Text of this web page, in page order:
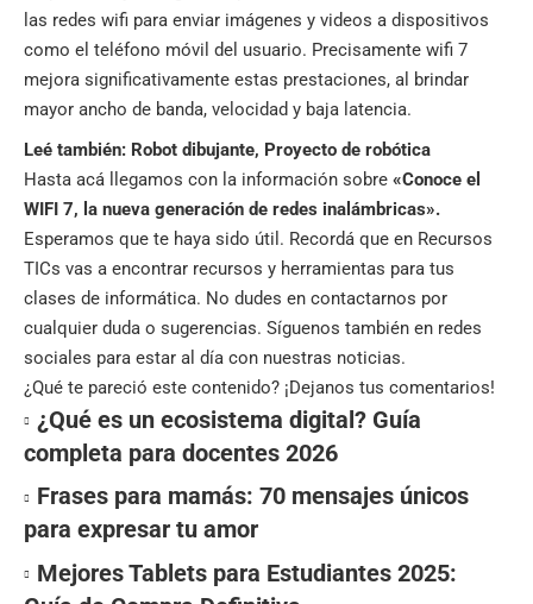
las redes wifi para enviar imágenes y videos a dispositivos
como el teléfono móvil del usuario. Precisamente wifi 7
mejora significativamente estas prestaciones, al brindar
mayor ancho de banda, velocidad y baja latencia.
Leé también: Robot dibujante, Proyecto de robótica
Hasta acá llegamos con la información sobre «Conoce el
WIFI 7, la nueva generación de redes inalámbricas».
Esperamos que te haya sido útil. Recordá que en Recursos
TICs vas a encontrar recursos y herramientas para tus
clases de informática. No dudes en contactarnos por
cualquier duda o sugerencias. Síguenos también en redes
sociales para estar al día con nuestras noticias.
¿Qué te pareció este contenido? ¡Dejanos tus comentarios!
¿Qué es un ecosistema digital? Guía
completa para docentes 2026
Frases para mamás: 70 mensajes únicos
para expresar tu amor
Mejores Tablets para Estudiantes 2025: